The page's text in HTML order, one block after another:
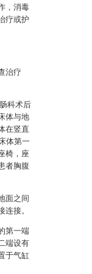
，消毒
疗或护
治疗
科术后
体与地
在竖直
体第一
椅，座
者胸腹
面之间
接。
第一端
端设有
于气缸